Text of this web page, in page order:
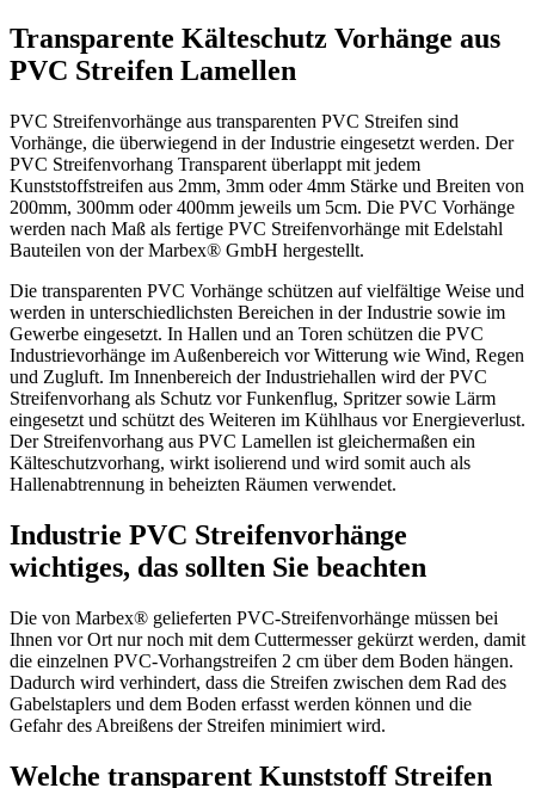
Transparente Kälteschutz Vorhänge aus
PVC Streifen Lamellen
PVC Streifenvorhänge aus transparenten PVC Streifen sind
Vorhänge, die überwiegend in der Industrie eingesetzt werden. Der
PVC Streifenvorhang Transparent überlappt mit jedem
Kunststoffstreifen aus 2mm, 3mm oder 4mm Stärke und Breiten von
200mm, 300mm oder 400mm jeweils um 5cm. Die PVC Vorhänge
werden nach Maß als fertige PVC Streifenvorhänge mit Edelstahl
Bauteilen von der Marbex® GmbH hergestellt.
Die transparenten PVC Vorhänge schützen auf vielfältige Weise und
werden in unterschiedlichsten Bereichen in der Industrie sowie im
Gewerbe eingesetzt. In Hallen und an Toren schützen die PVC
Industrievorhänge im Außenbereich vor Witterung wie Wind, Regen
und Zugluft. Im Innenbereich der Industriehallen wird der PVC
Streifenvorhang als Schutz vor Funkenflug, Spritzer sowie Lärm
eingesetzt und schützt des Weiteren im Kühlhaus vor Energieverlust.
Der Streifenvorhang aus PVC Lamellen ist gleichermaßen ein
Kälteschutzvorhang, wirkt isolierend und wird somit auch als
Hallenabtrennung in beheizten Räumen verwendet.
Industrie PVC Streifenvorhänge
wichtiges, das sollten Sie beachten
Die von Marbex® gelieferten PVC-Streifenvorhänge müssen bei
Ihnen vor Ort nur noch mit dem Cuttermesser gekürzt werden, damit
die einzelnen PVC-Vorhangstreifen 2 cm über dem Boden hängen.
Dadurch wird verhindert, dass die Streifen zwischen dem Rad des
Gabelstaplers und dem Boden erfasst werden können und die
Gefahr des Abreißens der Streifen minimiert wird.
Welche transparent Kunststoff Streifen